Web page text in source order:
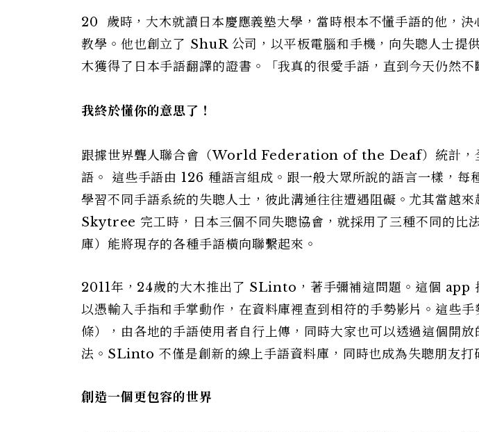
20 歲時，大木就讀日本慶應義塾大學，當時根本不懂手語的他，決
教學。他也創立了 ShuR 公司，以平板電腦和手機，向失聰人士提
木獲得了日本手語翻譯的證書。「我真的很愛手語，直到今天仍然不
我終於懂你的意思了！
跟據世界聾人聯合會（World Federation of the Deaf）統計，
語。 這些手語由 126 種語言組成。跟一般大眾所說的語言一樣，每
學習不同手語系統的失聰人士，彼此溝通往往遭遇阻礙。尤其當越
Skytree 完工時，日本三個不同失聰協會，就採用了三種不同的比
庫）能將現存的各種手語橫向聯繫起來。
2011年，24歲的大木推出了 SLinto，著手彌補這問題。這個 app
以憑輸入手指和手掌動作，在資料庫裡查到相符的手勢影片。這些
條），由各地的手語使用者自行上傳，同時大家也可以透過這個開
法。SLinto 不僅是創新的線上手語資料庫，同時也成為失聰朋友打
創造一個更包容的世界